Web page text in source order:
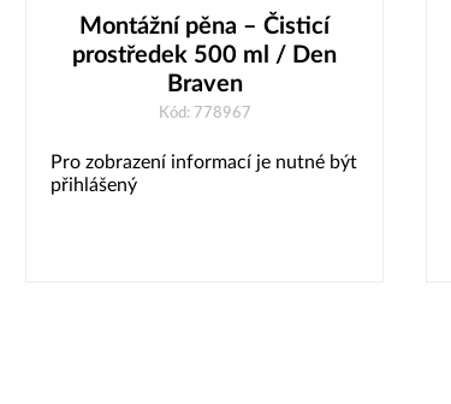
Montážní pěna – Čisticí
prostředek 500 ml / Den
Braven
Kód: 778967
Pro zobrazení informací je nutné být
přihlášený